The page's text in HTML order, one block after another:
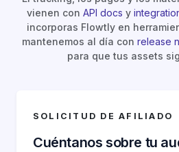
vienen con API docs y
incorporas Flowtly en
mantenemos al día con release
para que tus assets
SOLICITUD DE AFILIADO
Cuéntanos sobre tu